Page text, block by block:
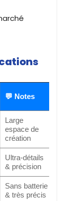
💬 Notes
Large
espace de
création
Ultra-détails
& précision
Sans batterie
& très précis